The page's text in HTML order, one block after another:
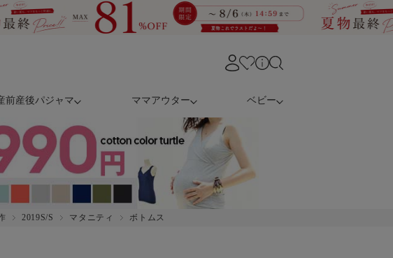
前産後パジャマ ママアウター ベビー
2019S/S マタニティ ボトムス